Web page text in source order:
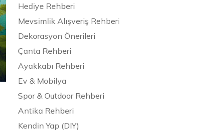
Hediye Rehberi
Mevsimlik Alışveriş Rehberi
Dekorasyon Önerileri
Çanta Rehberi
Ayakkabı Rehberi
Ev & Mobilya
Spor & Outdoor Rehberi
Antika Rehberi
Kendin Yap (DIY)